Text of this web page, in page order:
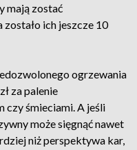
mają zostać
ich jeszcze 10
ogrzewania
za palenie
czy śmieciami. A jeśli
może sięgnąć nawet
niż perspektywa kar,